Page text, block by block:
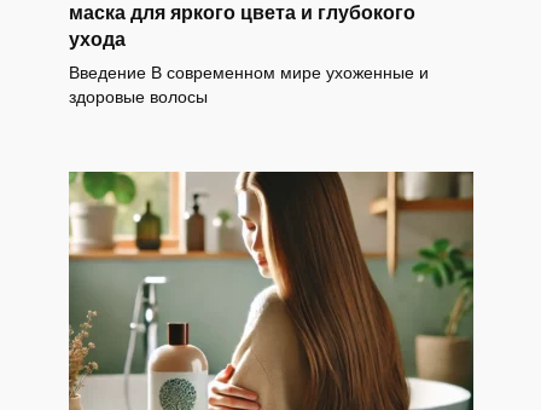
маска для яркого цвета и глубокого
ухода
Введение В современном мире ухоженные и
здоровые волосы